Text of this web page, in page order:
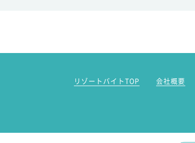
リゾートバイトTOP 会社概要